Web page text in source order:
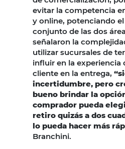
evitar la competencia
y online, potenciando
conjunto de las dos
señalaron la
utilizar sucursales de
influir en la experiencia
cliente en la entrega,
incertidumbre, pero
bueno brindar la
comprador pueda
retiro quizás a dos
lo pueda hacer más
Branchini.